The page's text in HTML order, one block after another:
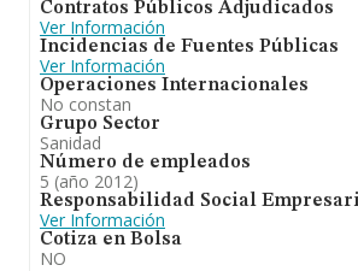
Contratos Públicos Adjudicados
Ver Información
Incidencias de Fuentes Públicas
Ver Información
Operaciones Internacionales
No constan
Grupo Sector
Sanidad
Número de empleados
5 (año 2012)
Responsabilidad Social
Ver Información
Cotiza en Bolsa
NO